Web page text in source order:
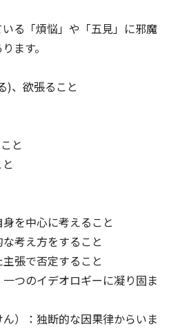
ウント
クト
して
トrights reserved.
る「煩悩」や「五見」に邪魔
ます。
)、欲張ること
と
を中心に考えること
考え方をすること
張で否定すること
つのイデオロギーに凝り固ま
）：独断的な因果律からいま